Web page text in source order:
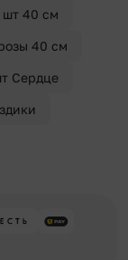
шт 40 см
40 см
Сердце